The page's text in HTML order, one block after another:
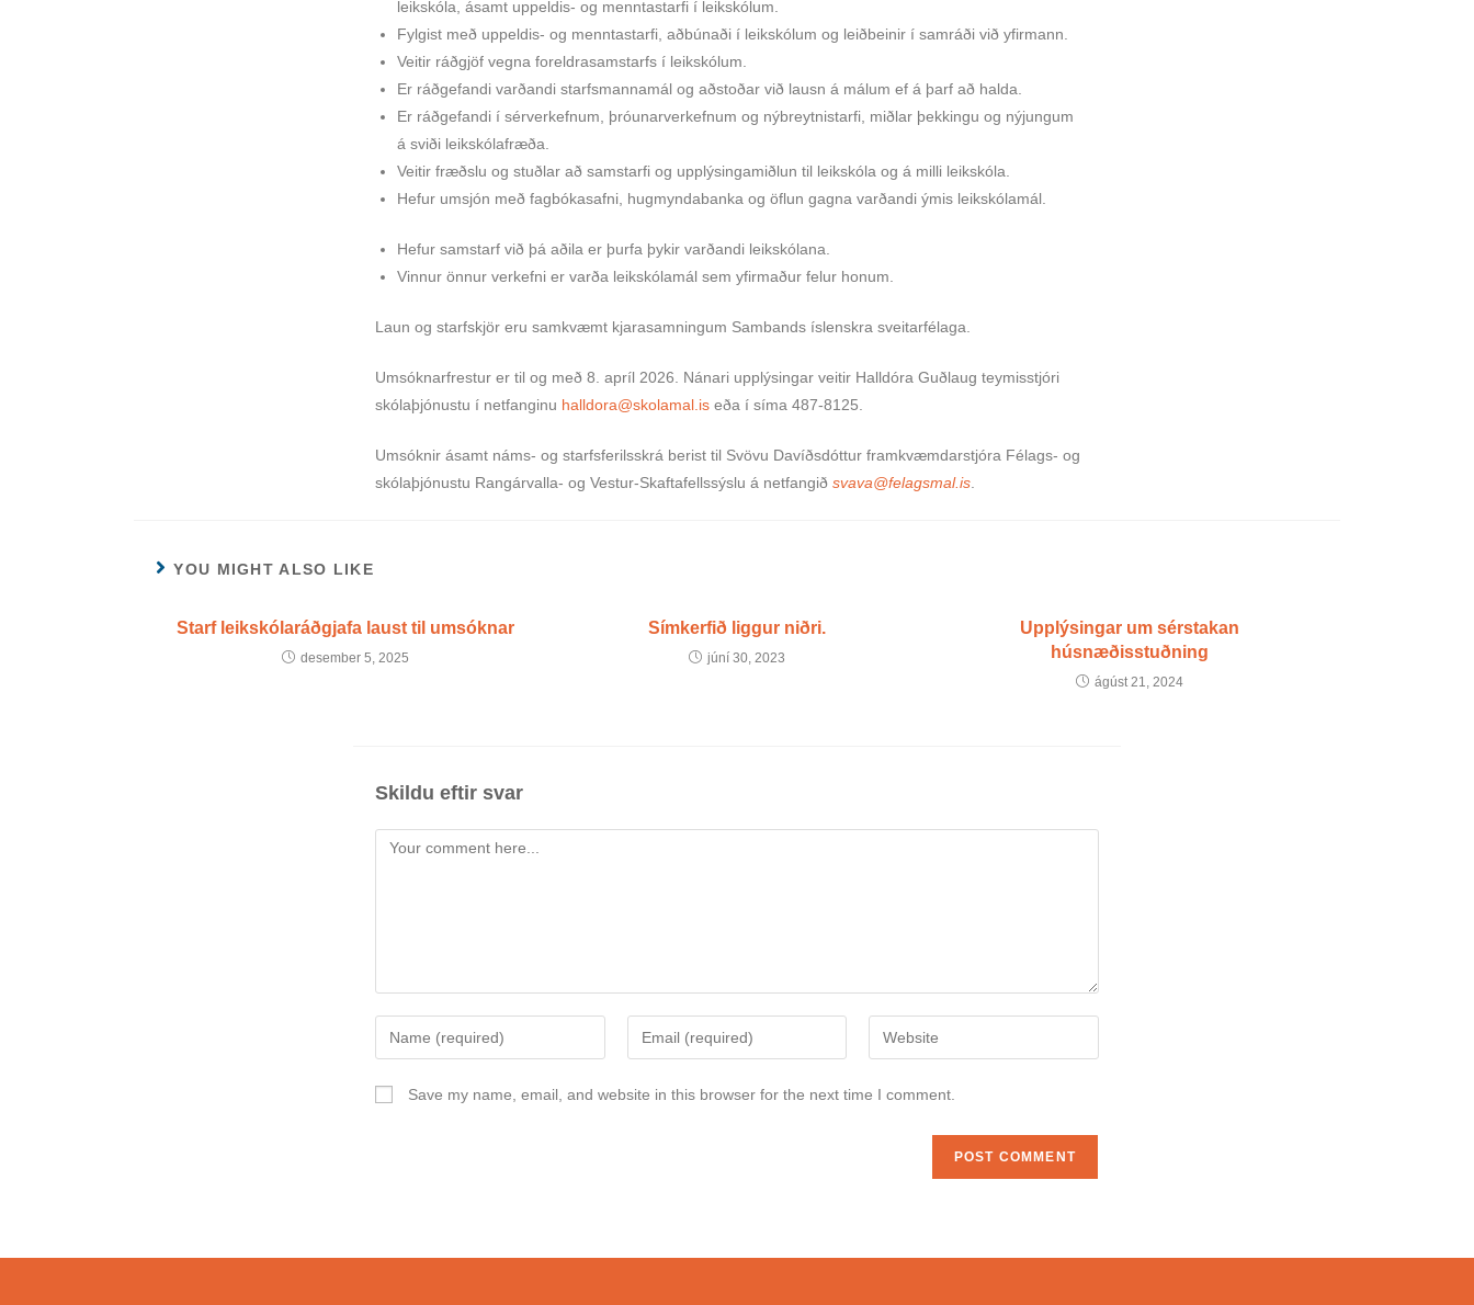
leikskóla, ásamt uppeldis- og menntastarfi í leikskólum.
Fylgist með uppeldis- og menntastarfi, aðbúnaði í leikskólum og leiðbeinir í samráði við yfirmann.
Veitir ráðgjöf vegna foreldrasamstarfs í leikskólum.
Er ráðgefandi varðandi starfsmannamál og aðstoðar við lausn á málum ef á þarf að halda.
Er ráðgefandi í sérverkefnum, þróunarverkefnum og nýbreytnistarfi, miðlar þekkingu og nýjungum
á sviði leikskólafræða.
Veitir fræðslu og stuðlar að samstarfi og upplýsingamiðlun til leikskóla og á milli leikskóla.
Hefur umsjón með fagbókasafni, hugmyndabanka og öflun gagna varðandi ýmis leikskólamál.
Hefur samstarf við þá aðila er þurfa þykir varðandi leikskólana.
Vinnur önnur verkefni er varða leikskólamál sem yfirmaður felur honum.
Laun og starfskjör eru samkvæmt kjarasamningum Sambands íslenskra sveitarfélaga.
Umsóknarfrestur er til og með 8. apríl 2026. Nánari upplýsingar veitir Halldóra Guðlaug teymisstjóri
skólaþjónustu í netfanginu halldora@skolamal.is eða í síma 487-8125.
Umsóknir ásamt náms- og starfsferilsskrá berist til Svövu Davíðsdóttur framkvæmdarstjóra Félags- og
skólaþjónustu Rangárvalla- og Vestur-Skaftafellssýslu á netfangið svava@felagsmal.is.
YOU MIGHT ALSO LIKE
Starf leikskólaráðgjafa laust til umsóknar
desember 5, 2025
Símkerfið liggur niðri.
júní 30, 2023
Upplýsingar um sérstakan
húsnæðisstuðning
ágúst 21, 2024
Skildu eftir svar
Save my name, email, and website in this browser for the next time I comment.